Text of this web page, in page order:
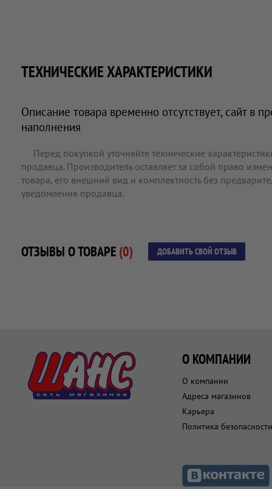
ТЕХНИЧЕСКИЕ ХАРАКТЕРИСТИКИ
Описание товара временно отсутствует, сайт в
наполнения
Перед покупкой уточняйте технические
продавца. Производитель оставляет за собой право
товара, его внешний вид и комплектность без
уведомления продавца.
ОТЗЫВЫ О ТОВАРЕ (0) ДОБАВИТЬ СВОЙ ОТЗЫВ
О КОМПАНИИ
О компании
Адреса магазинов
Карьера
Политика безопасности